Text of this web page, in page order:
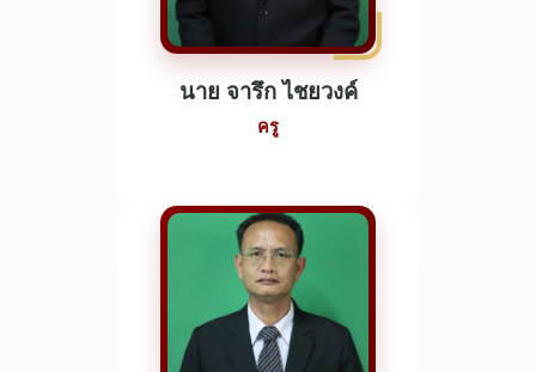
นาย จารึก ไชยวงค์
ครู